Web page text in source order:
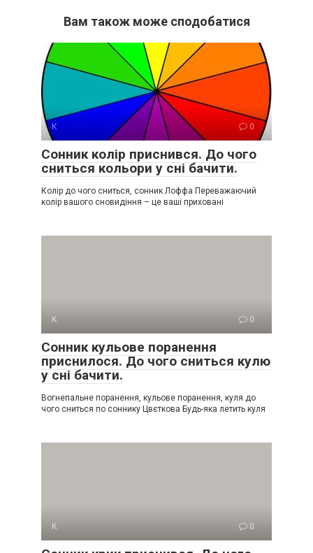
Вам також може сподобатися
К 0
Сонник колір приснився. До чого
сниться кольори у сні бачити.
Колір до чого сниться, сонник Лоффа Переважаючий
колір вашого сновидіння – це ваші приховані
К 0
Сонник кульове поранення
приснилося. До чого сниться кулю
у сні бачити.
Вогнепальне поранення, кульове поранення, куля до
чого сниться по соннику Цвєткова Будь-яка летить куля
К 0